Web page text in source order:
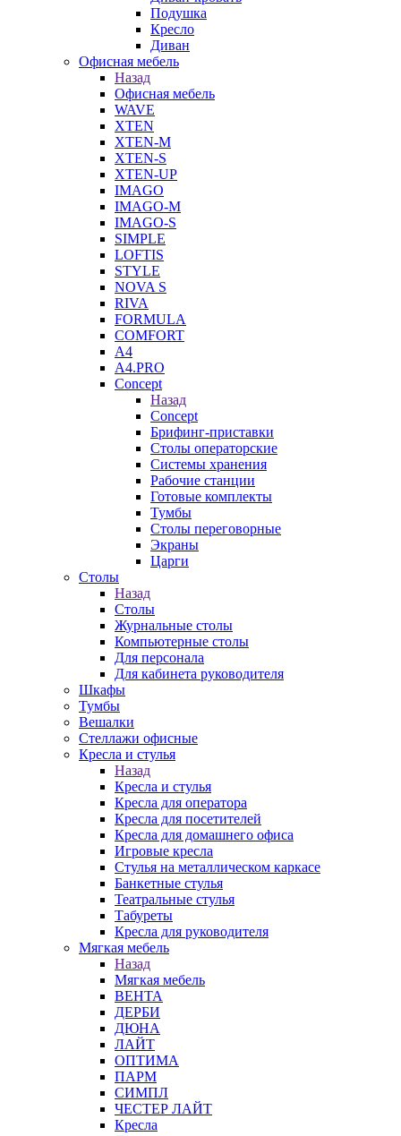
Подушка
Кресло
Диван
Офисная мебель
Назад
Офисная мебель
WAVE
XTEN
XTEN-M
XTEN-S
XTEN-UP
IMAGO
IMAGO-M
IMAGO-S
SIMPLE
LOFTIS
STYLE
NOVA S
RIVA
FORMULA
COMFORT
A4
A4.PRO
Concept
Назад
Concept
Брифинг-приставки
Столы операторские
Системы хранения
Рабочие станции
Готовые комплекты
Тумбы
Столы переговорные
Экраны
Царги
Столы
Назад
Столы
Журнальные столы
Компьютерные столы
Для персонала
Для кабинета руководителя
Шкафы
Тумбы
Вешалки
Стеллажи офисные
Кресла и стулья
Назад
Кресла и стулья
Кресла для оператора
Кресла для посетителей
Кресла для домашнего офиса
Игровые кресла
Стулья на металлическом каркасе
Банкетные стулья
Театральные стулья
Табуреты
Кресла для руководителя
Мягкая мебель
Назад
Мягкая мебель
ВЕНТА
ДЕРБИ
ДЮНА
ЛАЙТ
ОПТИМА
ПАРМ
СИМПЛ
ЧЕСТЕР ЛАЙТ
Кресла